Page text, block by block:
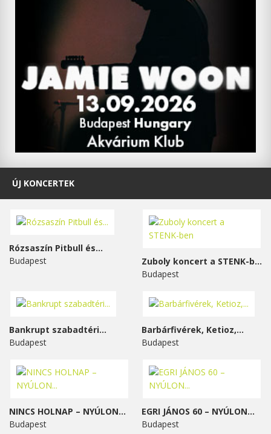
ÚJ KONCERTEK
Rózsaszín Pitbull és...
Budapest
Zuboly koncert a STENK-ben
Budapest
Bankrupt szabadtéri...
Budapest
Barbárfivérek, Ketioz,...
Budapest
NINCS HOLNAP – NYÚLON...
Budapest
EGRI JÁNOS 60 – NYÚLON...
Budapest